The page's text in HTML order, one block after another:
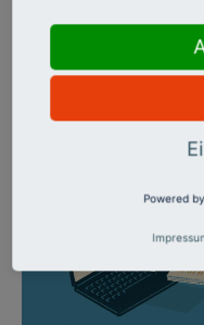
lang auf sechs
enttäuschendes Fazit:
Tempo der Veränderung
MERTON-Artikel zum
Powered by